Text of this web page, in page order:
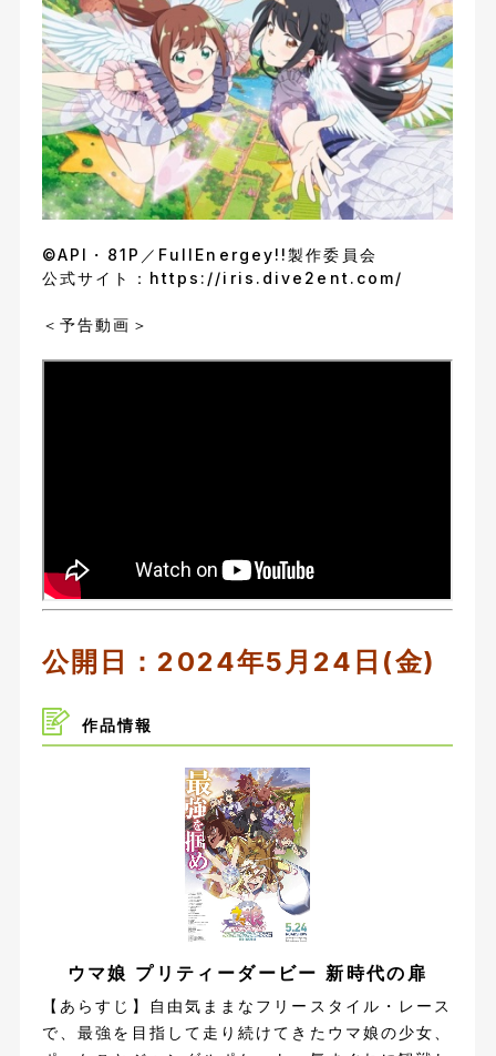
©API・81P／FullEnergey!!製作委員会
公式サイト： https://iris.dive2ent.com/
＜予告動画＞
公開日：2024年5月24日(金)
作品情報
ウマ娘 プリティーダービー 新時代の扉
【あらすじ】自由気ままなフリースタイル・レース
で、最強を目指して走り続けてきたウマ娘の少女、